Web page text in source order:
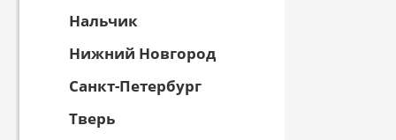
Нальчик
Нижний Новгород
Санкт-Петербург
Тверь